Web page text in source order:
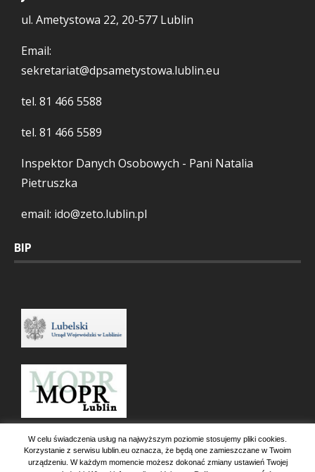
ul. Ametystowa 22, 20-577 Lublin
Email:
sekretariat@dpsametystowa.lublin.eu
tel. 81 466 5588
tel. 81 466 5589
Inspektor Danych Osobowych - Pani Natalia
Pietruszka
email: ido@zeto.lublin.pl
BIP
W celu świadczenia usług na najwyższym poziomie stosujemy pliki cookies.
Korzystanie z serwisu lublin.eu oznacza, że będą one zamieszczane w Twoim
urządzeniu. W każdym momencie możesz dokonać zmiany ustawień Twojej